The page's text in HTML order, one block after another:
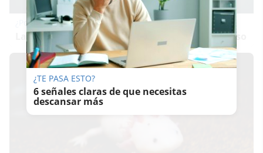
¿Por qué se contagia?
La ciencia explica por qué el bostezo es contagioso
¿TE PASA ESTO?
6 señales claras de que necesitas
descansar más